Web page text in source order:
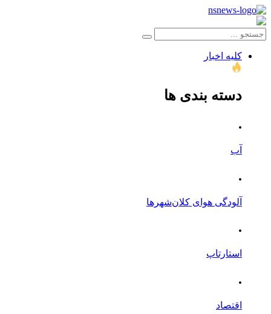
کلیه اخبار
دسته بندی ها
.
آب
.
آلودگی هوای کلان‌شهرها
.
استارتاپ
.
اقتصاد